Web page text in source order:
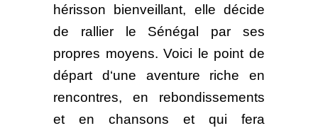
hérisson bienveillant, elle décide
de rallier le Sénégal par ses
propres moyens. Voici le point de
départ d‘une aventure riche en
rencontres, en rebondissements
et en chansons et qui fera